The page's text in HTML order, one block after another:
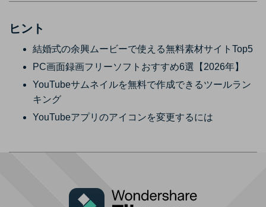
ヒント
結婚式の余興ムービーで使える無料素材サイトTop5
PC画面録画フリーソフトおすすめ6選【2026年】
YouTubeサムネイルを無料で作成できるツールラン
キング
YouTubeアプリのアイコンを変更するには